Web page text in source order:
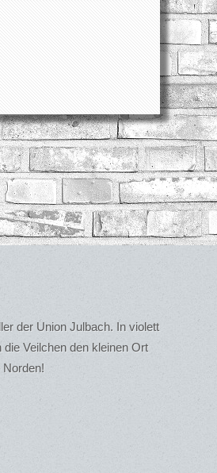
der Union Julbach. In violett
Veilchen den kleinen Ort